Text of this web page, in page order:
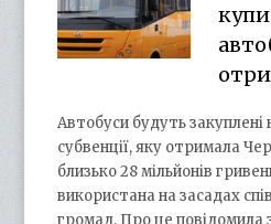
Автобуси будуть закуплені
субвенції, яку отримала
близько 28 мільйонів
використана на засадах
громад. Про це повідомила